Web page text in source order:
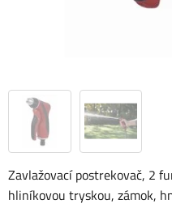
Zavlažovací postrekovač, 2
hliníkovou tryskou, zámok,